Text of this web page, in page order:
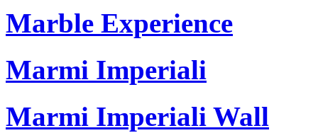
Marble Experience
Marmi Imperiali
Marmi Imperiali Wall